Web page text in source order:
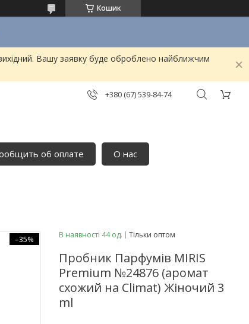
Кошик
Вашу заявку буде оброблено найближчим
+380 (67) 539-84-74
об оплате О нас
–35% В наявності 44 од. Тільки оптом
Пробник Парфумів MIRIS
Premium №24876 (аромат
схожий на Climat) Жіночий 3
ml